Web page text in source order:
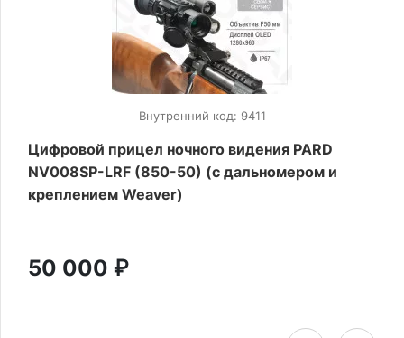
Внутренний код: 9411
Цифровой прицел ночного видения PARD
NV008SP-LRF (850-50) (с дальномером и
креплением Weaver)
50 000 ₽